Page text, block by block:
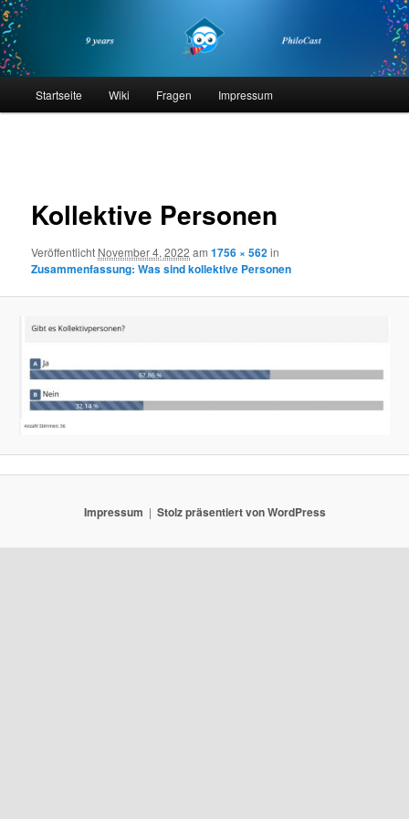
Zum
primären
Inhalt
springenphilocast
Startseite Wiki Fragen Impressum
Kollektive Personen
Veröffentlicht November 4, 2022 am1756 × 562in
Zusammenfassung: Was sind kollektive Personen
Impressum Stolz präsentiert von WordPress